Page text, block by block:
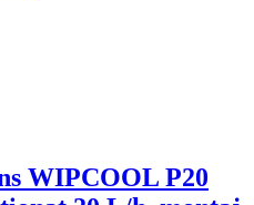
WIPCOOL P20